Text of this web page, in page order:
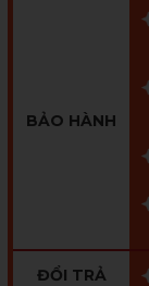
BẢO HÀNH
ĐỔI TRẢ